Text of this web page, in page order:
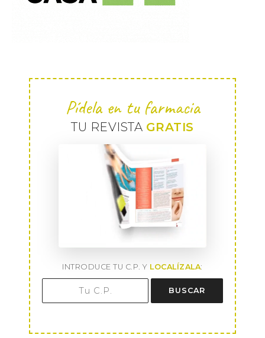
Pídela en tu farmacia
TU REVISTA GRATIS
INTRODUCE TU C.P. Y LOCALÍZALA:
BUSCAR